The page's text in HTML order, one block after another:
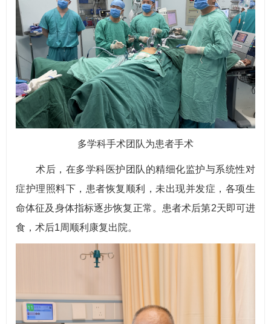
多学科手术团队为患者手术
术后，在多学科医护团队的精细化监护与系统性对
症护理照料下，患者恢复顺利，未出现并发症，各项生
命体征及身体指标逐步恢复正常。患者术后第2天即可进
食，术后1周顺利康复出院。